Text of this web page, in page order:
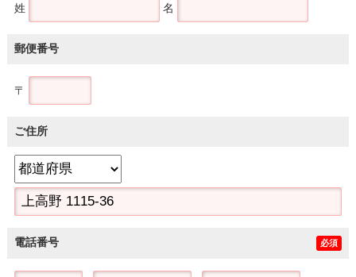
姓 名
郵便番号
〒
ご住所
電話番号 必須